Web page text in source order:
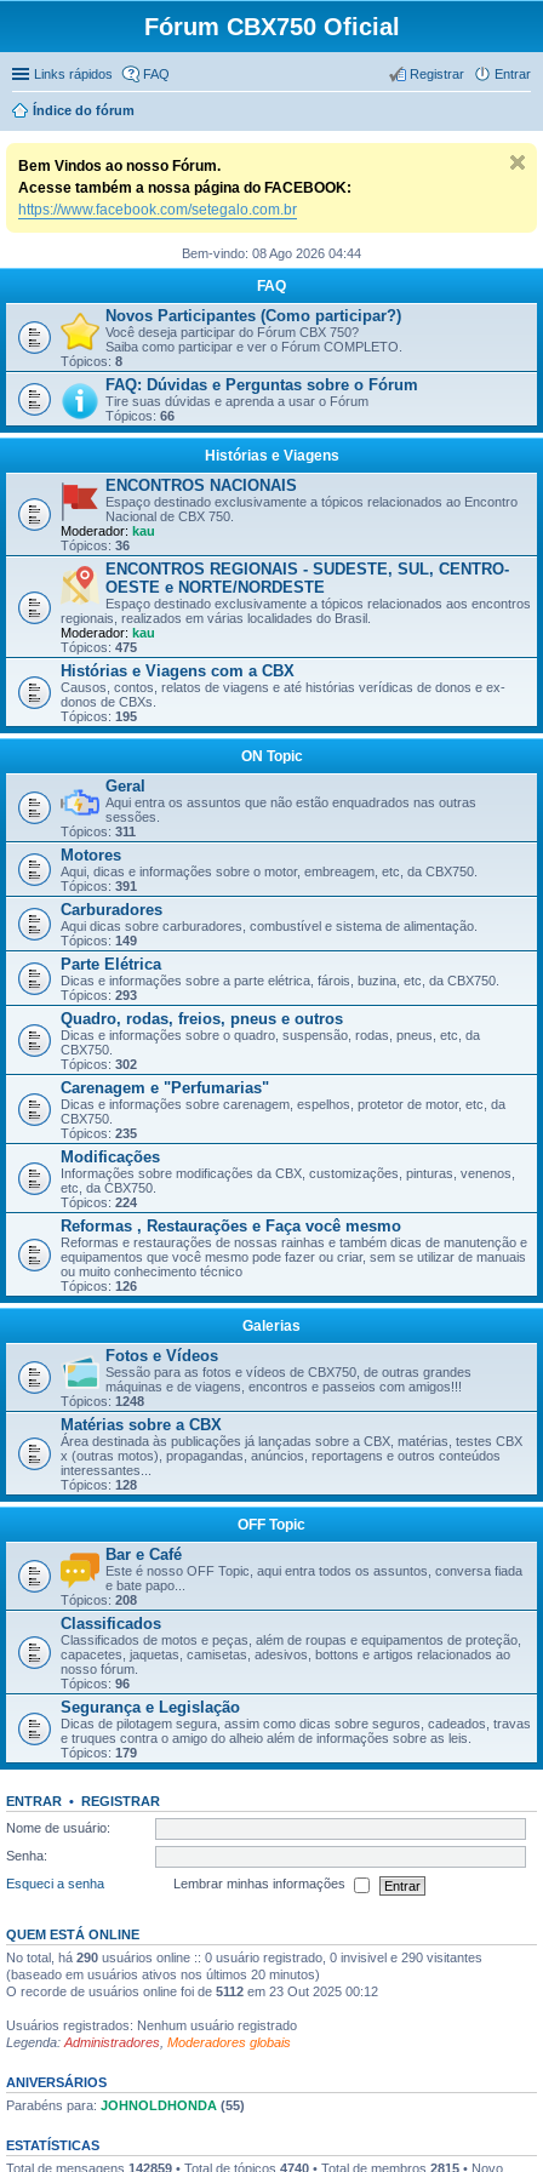
Fórum CBX750 Oficial
Links rápidos FAQ Entrar
Registrar
Índice do fórum
Bem Vindos ao nosso Fórum.
Acesse também a nossa página do FACEBOOK:
https://www.facebook.com/setegalo.com.br
Bem-vindo: 08 Ago 2026 04:44
FAQ
Novos Participantes (Como participar?)
Você deseja participar do Fórum CBX 750?
Saiba como participar e ver o Fórum COMPLETO.
Tópicos: 8
FAQ: Dúvidas e Perguntas sobre o Fórum
Tire suas dúvidas e aprenda a usar o Fórum
Tópicos: 66
Histórias e Viagens
ENCONTROS NACIONAIS
Espaço destinado exclusivamente a tópicos relacionados ao Encontro
Nacional de CBX 750.
Moderador: kau
Tópicos: 36
ENCONTROS REGIONAIS - SUDESTE, SUL, CENTRO-
OESTE e NORTE/NORDESTE
Espaço destinado exclusivamente a tópicos relacionados aos encontros
regionais, realizados em várias localidades do Brasil.
Moderador: kau
Tópicos: 475
Histórias e Viagens com a CBX
Causos, contos, relatos de viagens e até histórias verídicas de donos e ex-
donos de CBXs.
Tópicos: 195
ON Topic
Geral
Aqui entra os assuntos que não estão enquadrados nas outras
sessões.
Tópicos: 311
Motores
Aqui, dicas e informações sobre o motor, embreagem, etc, da CBX750.
Tópicos: 391
Carburadores
Aqui dicas sobre carburadores, combustível e sistema de alimentação.
Tópicos: 149
Parte Elétrica
Dicas e informações sobre a parte elétrica, fárois, buzina, etc, da CBX750.
Tópicos: 293
Quadro, rodas, freios, pneus e outros
Dicas e informações sobre o quadro, suspensão, rodas, pneus, etc, da
CBX750.
Tópicos: 302
Carenagem e "Perfumarias"
Dicas e informações sobre carenagem, espelhos, protetor de motor, etc, da
CBX750.
Tópicos: 235
Modificações
Informações sobre modificações da CBX, customizações, pinturas, venenos,
etc, da CBX750.
Tópicos: 224
Reformas , Restaurações e Faça você mesmo
Reformas e restaurações de nossas rainhas e também dicas de manutenção e
equipamentos que você mesmo pode fazer ou criar, sem se utilizar de manuais
ou muito conhecimento técnico
Tópicos: 126
Galerias
Fotos e Vídeos
Sessão para as fotos e vídeos de CBX750, de outras grandes
máquinas e de viagens, encontros e passeios com amigos!!!
Tópicos: 1248
Matérias sobre a CBX
Área destinada às publicações já lançadas sobre a CBX, matérias, testes CBX
x (outras motos), propagandas, anúncios, reportagens e outros conteúdos
interessantes...
Tópicos: 128
OFF Topic
Bar e Café
Este é nosso OFF Topic, aqui entra todos os assuntos, conversa fiada
e bate papo...
Tópicos: 208
Classificados
Classificados de motos e peças, além de roupas e equipamentos de proteção,
capacetes, jaquetas, camisetas, adesivos, bottons e artigos relacionados ao
nosso fórum.
Tópicos: 96
Segurança e Legislação
Dicas de pilotagem segura, assim como dicas sobre seguros, cadeados, travas
e truques contra o amigo do alheio além de informações sobre as leis.
Tópicos: 179
ENTRAR • REGISTRAR
Nome de usuário:
Senha:
Esqueci a senha
Lembrar minhas informações
QUEM ESTÁ ONLINE
No total, há 290 usuários online :: 0 usuário registrado, 0 invisivel e 290 visitantes
(baseado em usuários ativos nos últimos 20 minutos)
O recorde de usuários online foi de 5112 em 23 Out 2025 00:12
Usuários registrados: Nenhum usuário registrado
Legenda: Administradores Moderadores globais
ANIVERSÁRIOS
Parabéns para: JOHNOLDHONDA (55)
ESTATÍSTICAS
Total de mensagens 142859 • Total de tópicos 4740 • Total de membros 2815 • Novo